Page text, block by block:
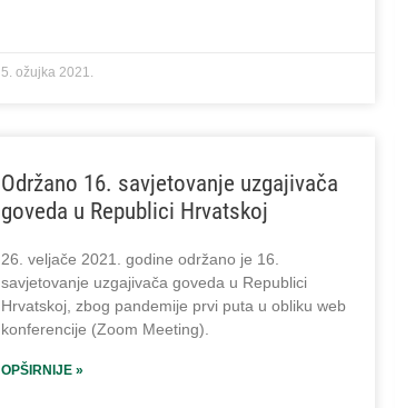
5. ožujka 2021.
Održano 16. savjetovanje uzgajivača
goveda u Republici Hrvatskoj
26. veljače 2021. godine održano je 16.
savjetovanje uzgajivača goveda u Republici
Hrvatskoj, zbog pandemije prvi puta u obliku web
konferencije (Zoom Meeting).
OPŠIRNIJE »